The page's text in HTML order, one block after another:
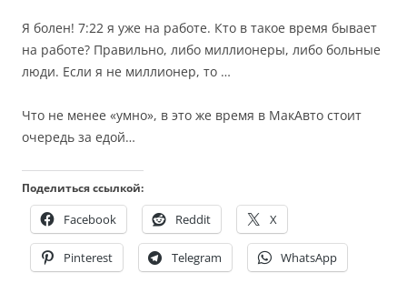
Я болен! 7:22 я уже на работе. Кто в такое время бывает
на работе? Правильно, либо миллионеры, либо больные
люди. Если я не миллионер, то …
Что не менее «умно», в это же время в МакАвто стоит
очередь за едой…
Поделиться ссылкой:
Facebook Reddit X
Pinterest Telegram WhatsApp